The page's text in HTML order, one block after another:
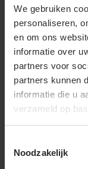
We gebruiken
personaliseren,
en om ons
informatie over
partners voor
partners kunnen
informatie die u
verzameld op
Noodzakelijk
• Comfortabel
• Unisex model
Vragen?
op met